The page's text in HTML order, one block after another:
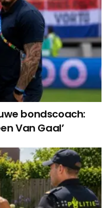
bondscoach:
Van Gaal’